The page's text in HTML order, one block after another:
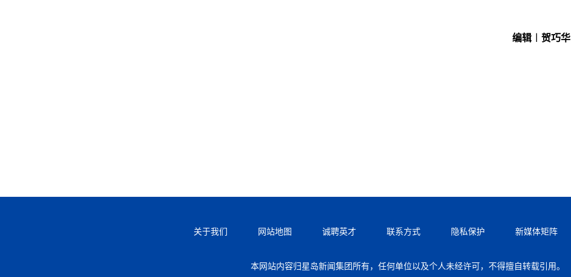
编辑︱贺巧华
关于我们 网站地图 诚聘英才 联系方式 隐私保护 新媒体矩阵
本网站内容归星岛新闻集团所有，任何单位以及个人未经许可，不得擅自转载引用。